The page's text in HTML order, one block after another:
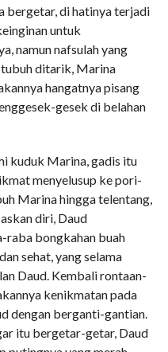
bergetar, di hatinya terjadi
untuk
namun nafsulah yang
tubuh ditarik, Marina
hangatnya pisang
gesek di belahan
kuduk Marina, gadis itu
menyelusup ke pori-
Marina hingga telentang,
diri, Daud
raba bongkahan buah
sehat, yang selama
Daud. Kembali rontaan-
kenikmatan pada
dengan berganti-gantian.
itu bergetar-getar, Daud